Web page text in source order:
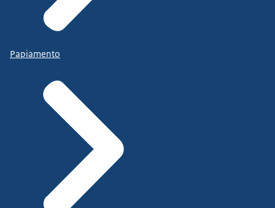
Papiamento